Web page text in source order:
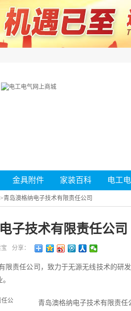
金具附件 家装百科 电工
>青岛澳格纳电子技术有限责任公司
子技术有限责任公司
分享：
限责任公司，致力于无源无线技术的研
青岛澳格纳电子技术有限责